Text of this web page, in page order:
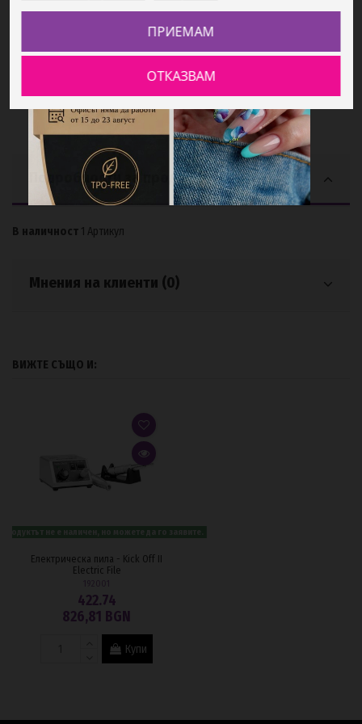
422,74 €
826,81 BGN
Подробности за продукта
В наличност 1 Артикул
Мнения на клиенти (0)
ВИЖТЕ СЪЩО И:
Електрическа пила - Kick Off II
Electric File
422.74
826,81 BGN
Купи
ОТКАЗВАМ
ПРИЕМАМ